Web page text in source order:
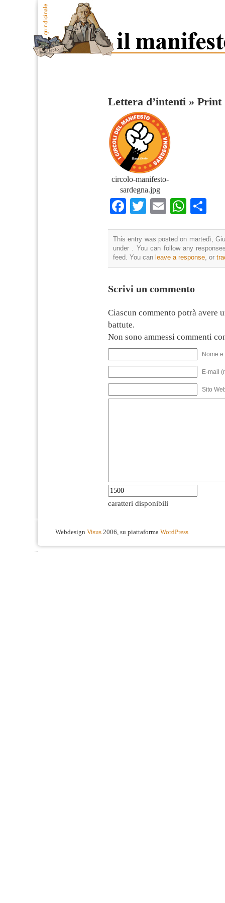
Lettera d’intenti » Print
circolo-manifesto-
sardegna.jpg
Facebook
Twitter
Email
This entry was posted on martedì,
under . You can follow any
feed. You can leave a response , or
Scrivi un commento
Ciascun commento potrà avere
battute.
Non sono ammessi commenti
Nome
E-mail
Sito
caratteri disponibili
Webdesign Visus 2006, su piattaforma WordPress